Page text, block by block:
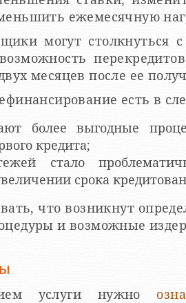
ежемесячную
могут столкнуться
месяцев после ее
есть в
более выгодные
кредита;
стало
срока
что возникнут
и возможные
услуги нужно